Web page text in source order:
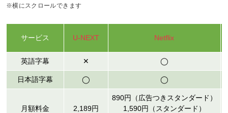
※横にスクロールできます
サービス U-NEXT Netflix
英語字幕 ✕ ◯
日本語字幕 ◯ ◯
月額料金 2,189円
890円（広告つきスタンダード）
1,590円（スタンダード）